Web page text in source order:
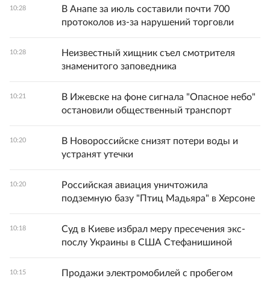
10:28
В Анапе за июль составили почти 700
протоколов из-за нарушений торговли
10:28
Неизвестный хищник съел смотрителя
знаменитого заповедника
10:21
В Ижевске на фоне сигнала "Опасное небо"
остановили общественный транспорт
10:20
В Новороссийске снизят потери воды и
устранят утечки
10:20
Российская авиация уничтожила
подземную базу "Птиц Мадьяра" в Херсоне
10:18
Суд в Киеве избрал меру пресечения экс-
послу Украины в США Стефанишиной
10:15
Продажи электромобилей с пробегом